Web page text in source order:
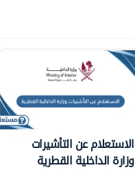
الاستعلام عن التأشيرات
وزارة الداخلية ‏القطرية